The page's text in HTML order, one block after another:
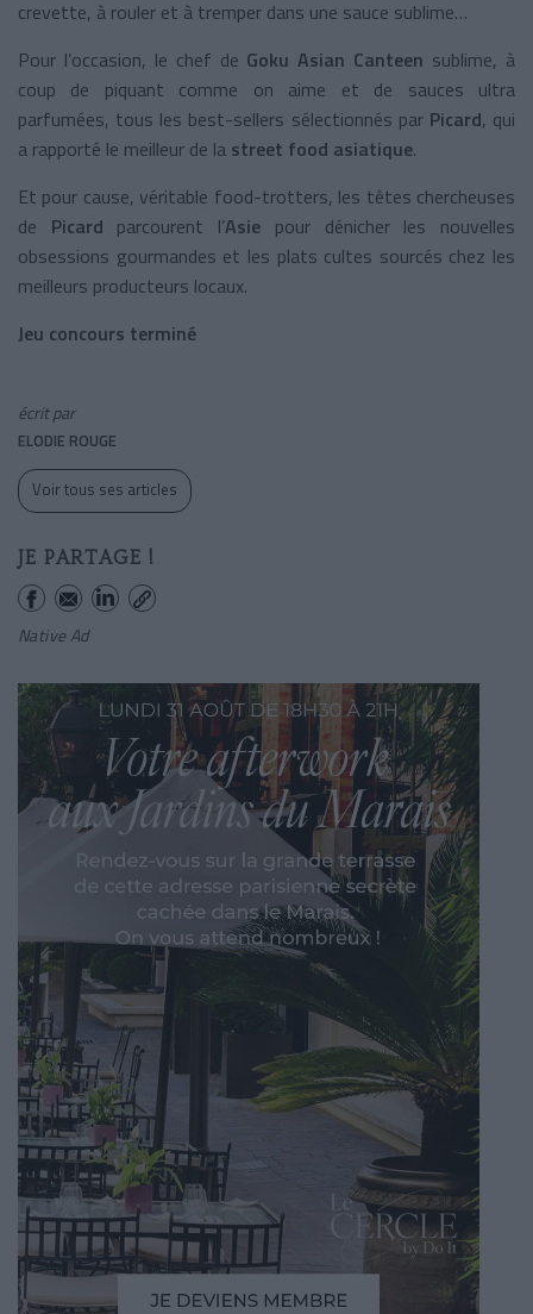
crevette, à rouler et à tremper dans une sauce sublime…
Pour l’occasion, le chef de Goku Asian Canteen sublime, à
coup de piquant comme on aime et de sauces ultra
parfumées, tous les best-sellers sélectionnés par Picard, qui
a rapporté le meilleur de la street food asiatique.
Et pour cause, véritable food-trotters, les têtes chercheuses
de Picard parcourent l’Asie pour dénicher les nouvelles
obsessions gourmandes et les plats cultes sourcés chez les
meilleurs producteurs locaux.
Jeu concours terminé
écrit par
ELODIE ROUGE
Voir tous ses articles
JE PARTAGE !
Native Ad